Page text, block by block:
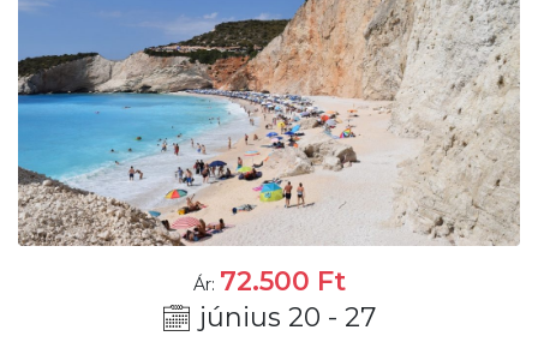
Ár: 72.500 Ft
június 20 - 27